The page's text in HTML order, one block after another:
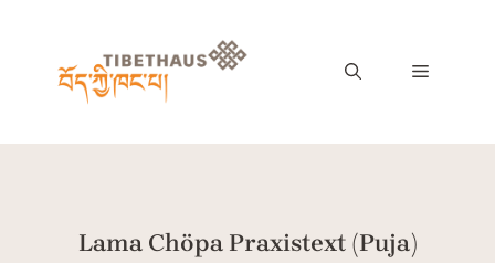
Lama Chöpa Praxistext (Puja)